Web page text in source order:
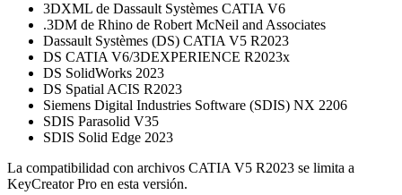
3DXML de Dassault Systèmes CATIA V6
.3DM de Rhino de Robert McNeil and Associates
Dassault Systèmes (DS) CATIA V5 R2023
DS CATIA V6/3DEXPERIENCE R2023x
DS SolidWorks 2023
DS Spatial ACIS R2023
Siemens Digital Industries Software (SDIS) NX 2206
SDIS Parasolid V35
SDIS Solid Edge 2023
La compatibilidad con archivos CATIA V5 R2023 se limita a
KeyCreator Pro en esta versión.